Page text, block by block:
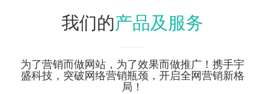
我们的产品及服务
为了营销而做网站，为了效果而做推广！携手宇
盛科技，突破网络营销瓶颈，开启全网营销新格
局！